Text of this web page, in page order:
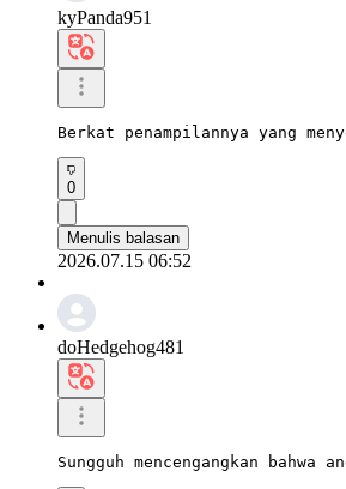
kyPanda951
Berkat penampilannya yang
0
Menulis balasan
2026.07.15 06:52
doHedgehog481
Sungguh mencengangkan